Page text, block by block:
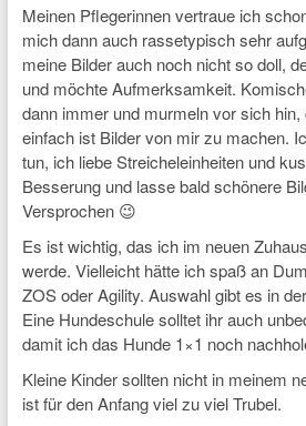
Meinen Pflegerinnen vertraue ich
mich dann auch rassetypisch sehr
meine Bilder auch noch nicht so doll,
und möchte Aufmerksamkeit.
dann immer und murmeln vor sich
einfach ist Bilder von mir zu machen.
tun, ich liebe Streicheleinheiten und
Besserung und lasse bald schönere
Versprochen 😉
Es ist wichtig, das ich im neuen
werde. Vielleicht hätte ich spaß an
ZOS oder Agility. Auswahl gibt es in
Eine Hundeschule solltet ihr auch
damit ich das Hunde 1×1 noch
Kleine Kinder sollten nicht in meinem
ist für den Anfang viel zu viel Trubel.